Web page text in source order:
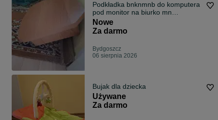
Podkładka bnknmnb do komputera
pod monitor na biurko mn
nnastawka biur
Nowe
Za darmo
Bydgoszcz
06 sierpnia 2026
Bujak dla dziecka
Używane
Za darmo